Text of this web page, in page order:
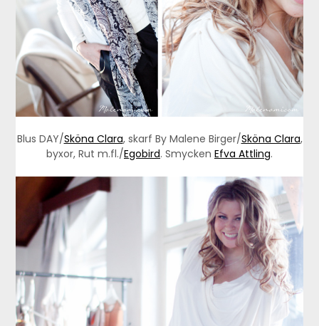
Blus DAY/Sköna Clara, skarf By Malene Birger/Sköna Clara,
byxor, Rut m.fl./Egobird. Smycken Efva Attling.